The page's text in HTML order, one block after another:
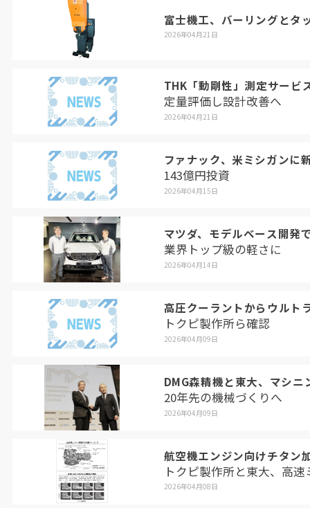
富士機工、バーリングとタ
2026年04月21日
THK「動剛性」測定サービ
定量評価し設計改善へ
2026年04月21日
ファナック、米ミシガンに
143億円投資
2026年04月15日
マツダ、モデルベース開発
業界トップ級の軽さに
2026年04月14日
高圧クーラントからウルト
トクピ製作所ら確認
2026年04月09日
DMG森精機と東大、マシ
20年先の機械づくりへ
2026年04月09日
航空機エンジン向けチタン
トクピ製作所と東大、高
2026年04月08日